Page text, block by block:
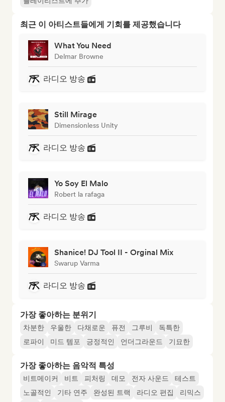
최근 이 아티스트들에게 기회를 제공했습니다
What You Need
Delmar Browne
라디오 방송
Still Mirage
Dimensionless Unity
라디오 방송
Yo Soy El Malo
Robert la rafaga
라디오 방송
Shanice! DJ Tool II - Orginal Mix
Swarup Varma
라디오 방송
가장 좋아하는 분위기
차분한 우울한 다채로운 퓨전 그루비
독특한
로파이
미드 템포 긍정적인 언더그라운드 기묘한
가장 좋아하는 음악적 특성
비트메이커 비트 피처링 데모 전자 사운드
테스트
노골적인
기타 연주 완성된 트랙 라디오 편집
리믹스